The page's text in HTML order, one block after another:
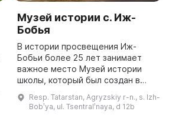
Музей истории с. Иж-
Бобья
В истории просвещения Иж-
Бобьи более 25 лет занимает
важное место Музей истории
школы, который был создан в
директора Иж-Бобьинской
средней школы Р. М. Гараева и
Resp. Tatarstan, Agryzskiy r-n., s. Izh-
Bobʹya, ul. Tsentralʹnaya, d 12b